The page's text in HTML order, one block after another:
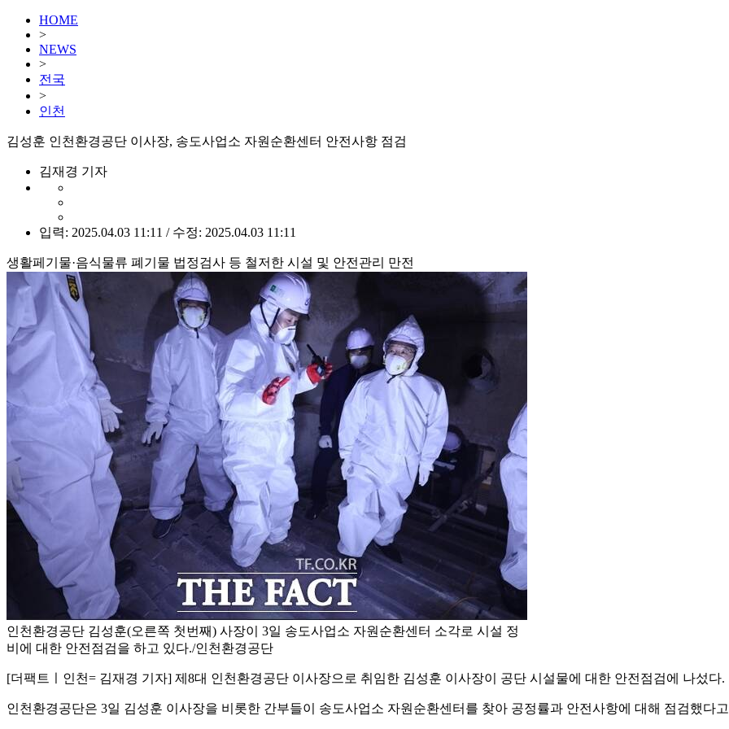
HOME
>
NEWS
>
전국
>
인천
김성훈 인천환경공단 이사장, 송도사업소 자원순환센터 안전사항 점검
김재경 기자
입력: 2025.04.03 11:11 / 수정: 2025.04.03 11:11
생활페기물·음식물류 폐기물 법정검사 등 철저한 시설 및 안전관리 만전
인천환경공단 김성훈(오른쪽 첫번째) 사장이 3일 송도사업소 자원순환센터 소각로 시설 정
비에 대한 안전점검을 하고 있다./인천환경공단
[더팩트ㅣ인천= 김재경 기자] 제8대 인천환경공단 이사장으로 취임한 김성훈 이사장이 공단 시설물에 대한 안전점검에 나섰다.
인천환경공단은 3일 김성훈 이사장을 비롯한 간부들이 송도사업소 자원순환센터를 찾아 공정률과 안전사항에 대해 점검했다